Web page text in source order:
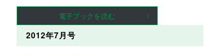
電子ブックを読む
2012年7月号